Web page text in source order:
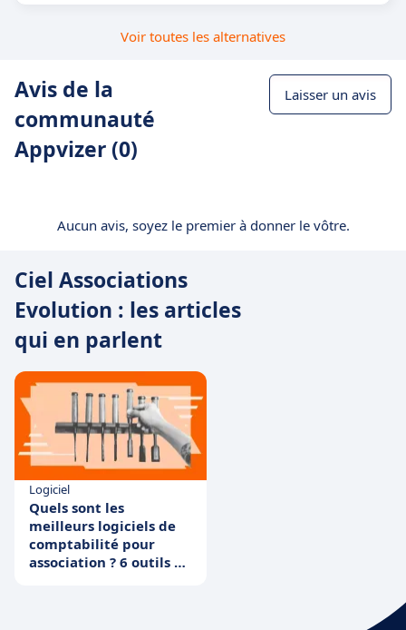
Voir toutes les alternatives
Avis de la
communauté
Appvizer (0)
Laisser un avis
Aucun avis, soyez le premier à donner le vôtre.
Ciel Associations
Evolution : les articles
qui en parlent
Logiciel
Quels sont les
meilleurs logiciels de
comptabilité pour
association ? 6 outils à